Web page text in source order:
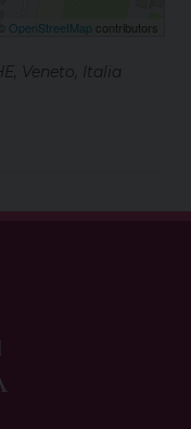
OpenStreetMap contributors
Veneto, Italia